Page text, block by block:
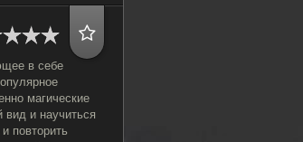
в себе
магические
вид и научиться
повторить